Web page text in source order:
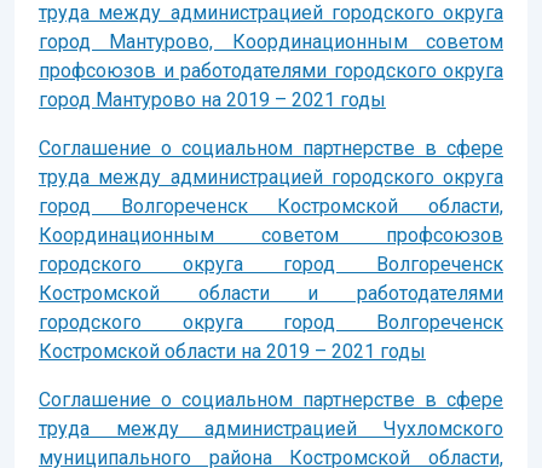
труда между администрацией городского округа
город Мантурово, Координационным советом
профсоюзов и работодателями городского округа
город Мантурово на 2019 – 2021 годы
Соглашение о социальном партнерстве в сфере
труда между администрацией городского округа
город Волгореченск Костромской области,
Координационным советом профсоюзов
городского округа город Волгореченск
Костромской области и работодателями
городского округа город Волгореченск
Костромской области на 2019 – 2021 годы
Соглашение о социальном партнерстве в сфере
труда между администрацией Чухломского
муниципального района Костромской области,